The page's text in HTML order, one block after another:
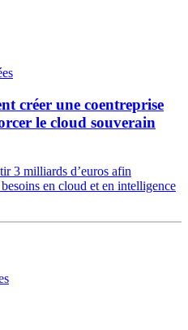
créer une coentreprise
le cloud souverain
3 milliards d’euros afin
en cloud et en intelligence